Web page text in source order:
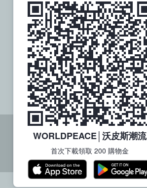
歡迎追蹤訂閱
WORLDPEACE│沃皮斯潮流
首次下載領取 200 購物金